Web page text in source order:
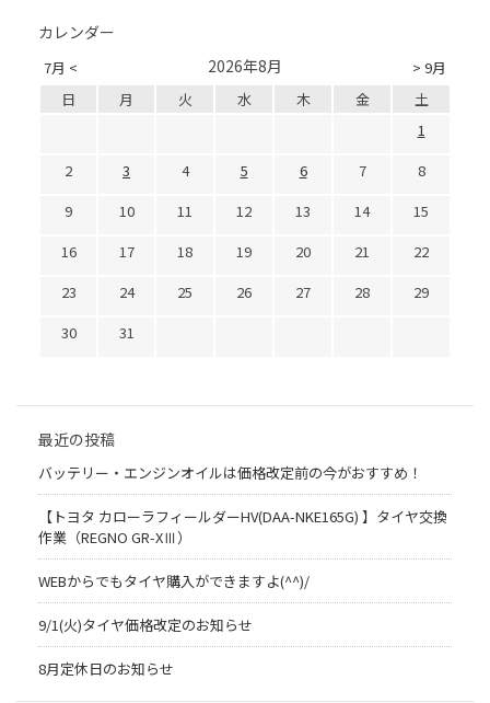
カレンダー
7月 < > 9月
2026年8月
日 月 火 水 木 金
土
1
2
3 4 5 6 7
8
9
10 11 12 13 14
15
16
17 18 19 20 21
22
23
24 25 26 27 28
29
30
31
最近の投稿
バッテリー・エンジンオイルは価格改定前の今がおすすめ！
【トヨタ カローラフィールダーHV(DAA-NKE165G) 】タイヤ交換
作業（REGNO GR-XⅢ）
WEBからでもタイヤ購入ができますよ(^^)/
9/1(火)タイヤ価格改定のお知らせ
8月定休日のお知らせ